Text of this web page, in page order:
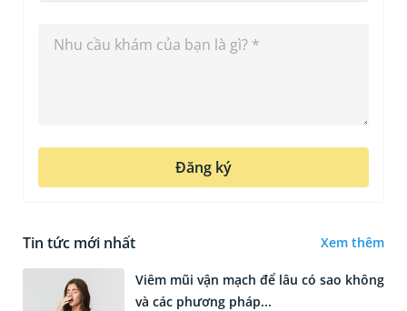
Đăng ký
Tin tức mới nhất Xem thêm
Viêm mũi vận mạch để lâu có sao không
và các phương pháp...